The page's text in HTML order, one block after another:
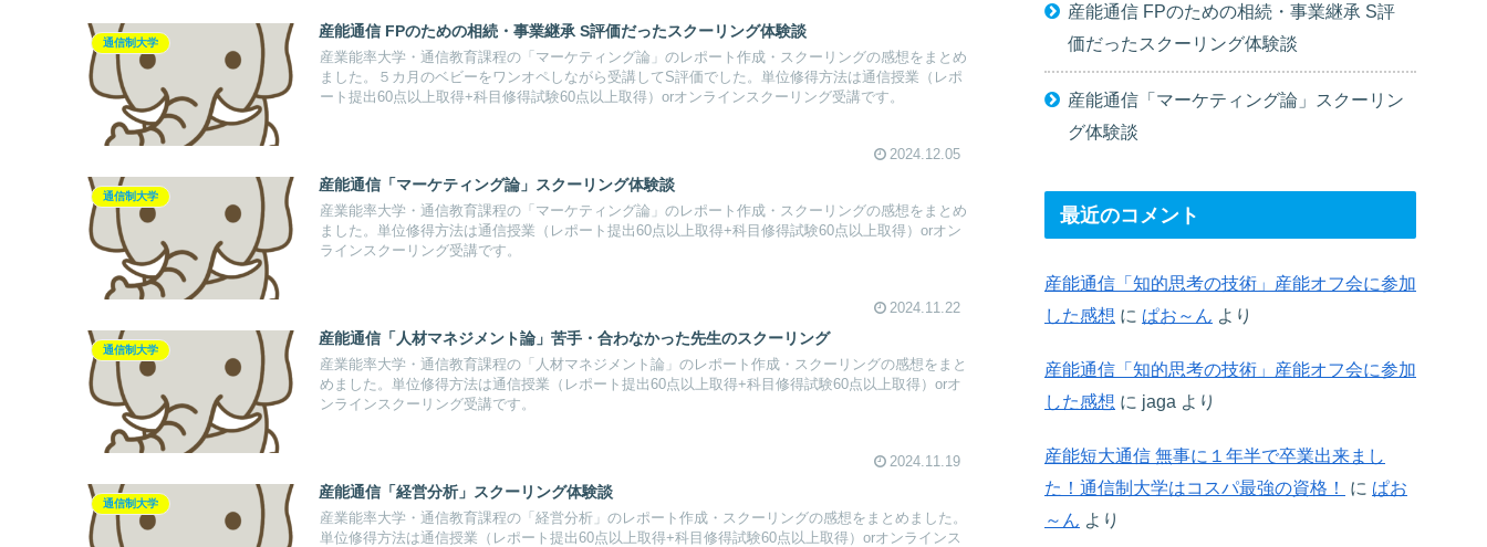
通信制大学
産能通信 FPのための相続・事業継承 S評価だったスクーリング体験談
産業能率大学・通信教育課程の「マーケティング論」のレポート作成・スクーリングの感想をまとめ
ました。５カ月のベビーをワンオペしながら受講してS評価でした。単位修得方法は通信授業（レポ
ート提出60点以上取得+科目修得試験60点以上取得）orオンラインスクーリング受講です。
2024.12.05
通信制大学
産能通信「マーケティング論」スクーリング体験談
産業能率大学・通信教育課程の「マーケティング論」のレポート作成・スクーリングの感想をまとめ
ました。単位修得方法は通信授業（レポート提出60点以上取得+科目修得試験60点以上取得）orオン
ラインスクーリング受講です。
2024.11.22
通信制大学
産能通信「人材マネジメント論」苦手・合わなかった先生のスクーリング
産業能率大学・通信教育課程の「人材マネジメント論」のレポート作成・スクーリングの感想をまと
めました。単位修得方法は通信授業（レポート提出60点以上取得+科目修得試験60点以上取得）orオ
ンラインスクーリング受講です。
2024.11.19
通信制大学
産能通信「経営分析」スクーリング体験談
産業能率大学・通信教育課程の「経営分析」のレポート作成・スクーリングの感想をまとめました。
単位修得方法は通信授業（レポート提出60点以上取得+科目修得試験60点以上取得）orオンラインス
産能通信 FPのための相続・事業継承 S評
価だったスクーリング体験談
産能通信「マーケティング論」スクーリン
グ体験談
最近のコメント
産能通信「知的思考の技術」産能オフ会に参加
した感想 に ぱお～ん より
産能通信「知的思考の技術」産能オフ会に参加
した感想 に jaga より
産能短大通信 無事に１年半で卒業出来まし
た！通信制大学はコスパ最強の資格！
に ぱお
～ん より